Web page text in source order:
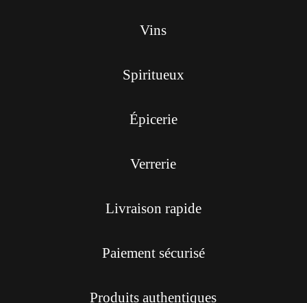
Vins
Spiritueux
Épicerie
Verrerie
Livraison rapide
Paiement sécurisé
Produits authentiques